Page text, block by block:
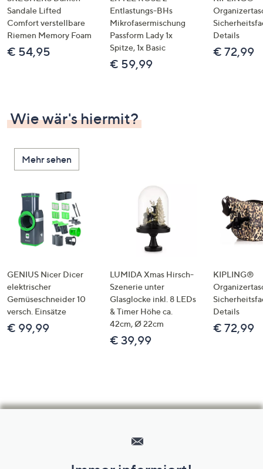
Sandale Lifted
Comfort verstellbare
Riemen Memory Foam
€ 54,95
Entlastungs-BHs
Mikrofasermischung
Passform Lady 1x
Spitze, 1x Basic
€ 59,99
Details
€ 72,99
Wie wär's hiermit?
Mehr sehen
GENIUS Nicer Dicer
elektrischer
Gemüseschneider 10
versch. Einsätze
€ 99,99
LUMIDA Xmas Hirsch-
Szenerie unter
Glasglocke inkl. 8 LEDs
& Timer Höhe ca.
42cm, Ø 22cm
€ 39,99
KIPLING®
Details
€ 72,99